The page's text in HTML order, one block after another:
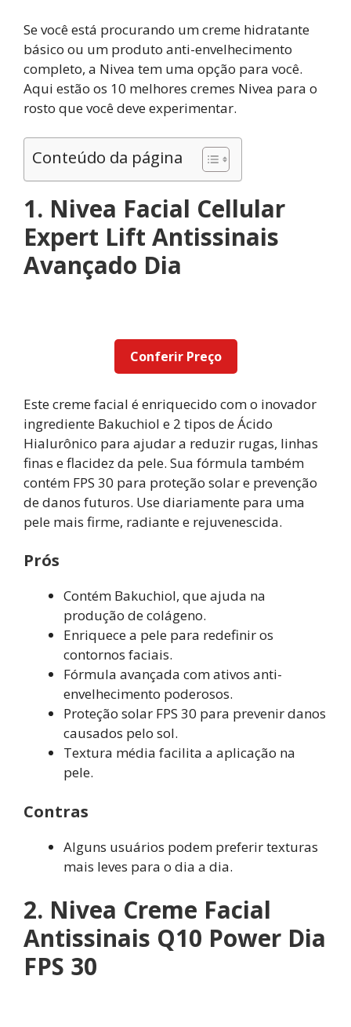
Se você está procurando um creme hidratante
básico ou um produto anti-envelhecimento
completo, a Nivea tem uma opção para você.
Aqui estão os 10 melhores cremes Nivea para o
rosto que você deve experimentar.
Conteúdo da página
1. Nivea Facial Cellular
Expert Lift Antissinais
Avançado Dia
Conferir Preço
Este creme facial é enriquecido com o inovador
ingrediente Bakuchiol e 2 tipos de Ácido
Hialurônico para ajudar a reduzir rugas, linhas
finas e flacidez da pele. Sua fórmula também
contém FPS 30 para proteção solar e prevenção
de danos futuros. Use diariamente para uma
pele mais firme, radiante e rejuvenescida.
Prós
Contém Bakuchiol, que ajuda na
produção de colágeno.
Enriquece a pele para redefinir os
contornos faciais.
Fórmula avançada com ativos anti-
envelhecimento poderosos.
Proteção solar FPS 30 para prevenir danos
causados pelo sol.
Textura média facilita a aplicação na
pele.
Contras
Alguns usuários podem preferir texturas
mais leves para o dia a dia.
2. Nivea Creme Facial
Antissinais Q10 Power Dia
FPS 30